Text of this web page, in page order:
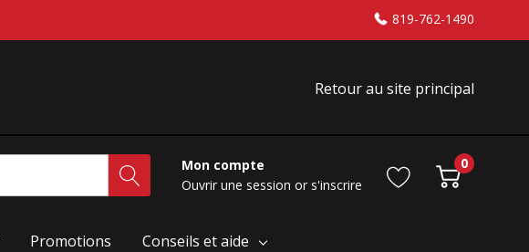
819-762-1490
Retour au site principal
Mon compte
Ouvrir une session or s'inscrire
0
Promotions Conseils et aide